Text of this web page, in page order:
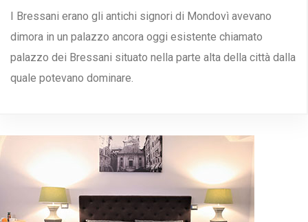
I Bressani erano gli antichi signori di Mondovì avevano
dimora in un palazzo ancora oggi esistente chiamato
palazzo dei Bressani situato nella parte alta della città dalla
quale potevano dominare.